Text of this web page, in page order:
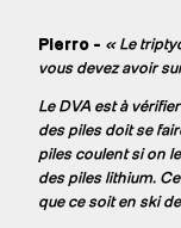
Pierro - « Le
vous devez avoir
Le DVA est à
des piles doit se
piles coulent si on
des piles lithium.
que ce soit en ski